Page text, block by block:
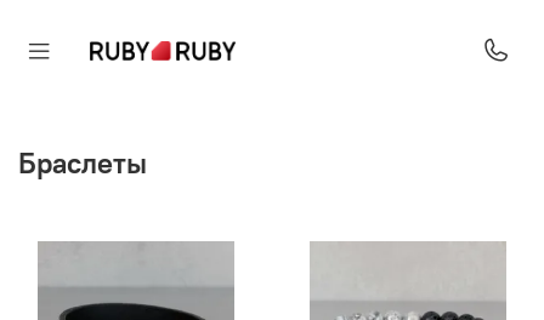
Браслеты